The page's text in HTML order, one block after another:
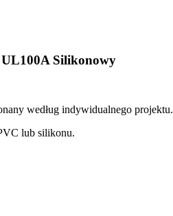
Silikonowy
według indywidualnego projektu.
lub silikonu.